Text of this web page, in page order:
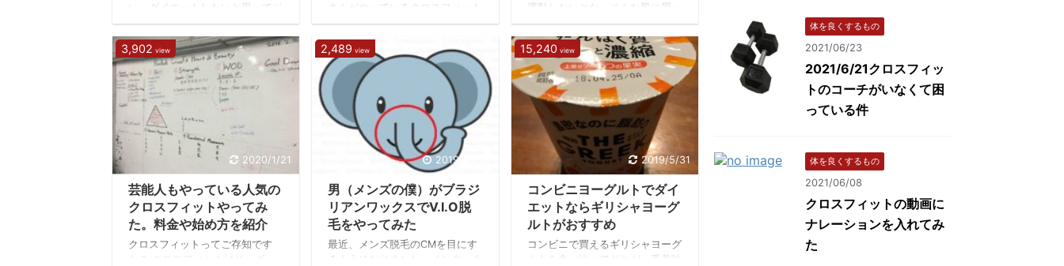
い、ダイエットしたいと思ってジ
ムをお探しならクロスフィット博
多SixGateがオススメです。 クロ
スフィットと聞くと、テレビやメ
ディアでも名前は聞いたことある
人も多くいますね。僕も最初は、
めちゃくちゃきつそう 自分には
できなさそう って思っていまし
たが、今では1年間通い続けてい
ます。クロスフィット始めたころ
は1カ月ぐらい筋肉痛でベッドか
ら起きれないほどでした。クロス
フィットというとハードなイメー
ジですが、女性に人気のスポーツ
ジムです。 クロスフィットは芸
能人の間でも有名で、中 ...
さんがやっているクロスフィット
が人気上昇中です。 クロスフィ
ットトレーナーのAYAさんも情熱
大陸に出演したりと、一般の方に
も知名度が上がってきました。夏
に向けて身体を引き締めたい、ダ
イエットしたい人に「クロスフィ
ットで痩せる？痩せない？」とい
う疑問に5カ月間、身体を張って
検証してきました。 クロスフィ
ットの料金や始め方などはコチラ
芸能人もやっている人気のクロス
フィットやってみた。料金や始め
方を紹介 結論から言うと、クロ
スフィットだけでは痩せない 昨
今のダイエットトレーニング ...
運動しないとな、そんな風に思っ
ても運動なんか対してやってきて
いない僕みたいな”運動初心者”が
選ぶものといえば…。 ランニン
グ ですね。お金もかからないし
運動靴さえあればいいっていう超
お手軽な運動方法です。しかし、
ここで問題が… いのうえ飽きる
し、どのくらいやったらいいか分
からない！ そう、僕みたいに元
演劇部（照明係）の人間は青春時
代に運動をあまりしてこなかった
ので、どのくらいまでやったらい
いか分からないのです。そのうち
走るのに飽きて結局運動が続かな
い…。運動初心者、しかも30 ...
3,902 view
2020/1/21
芸能人もやっている人気の
クロスフィットやってみ
た。料金や始め方を紹介
クロスフィットってご存知です
か？ クロスフィットはリーボッ
2,489 view
2019/10/30
男（メンズの僕）がブラジ
リアンワックスでV.I.O脱
毛をやってみた
最近、メンズ脱毛のCMを目にす
るようになりました。インターネ
15,240 view
2019/5/31
コンビニヨーグルトでダイ
エットならギリシャヨーグ
ルトがおすすめ
コンビニで買えるギリシャヨーグ
ルトを食べ比べてどれが一番美味
体を良くするもの
2021/06/23
2021/6/21クロスフィッ
トのコーチがいなくて困
っている件
体を良くするもの
2021/06/08
クロスフィットの動画に
ナレーションを入れてみ
た